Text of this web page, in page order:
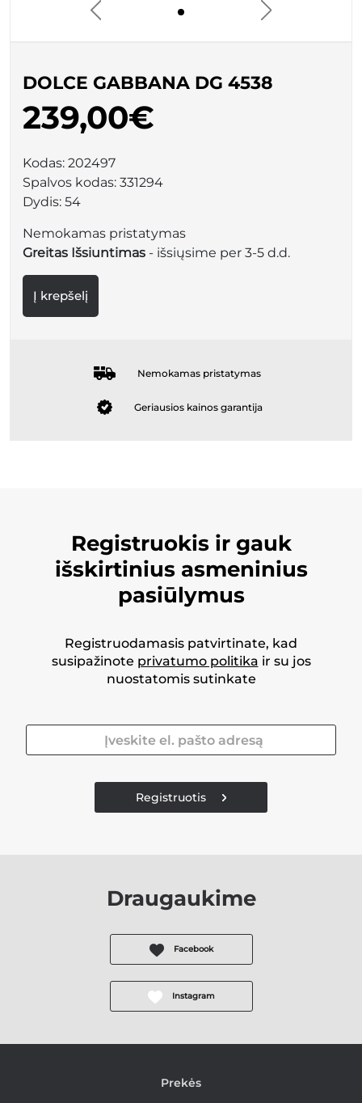
DOLCE GABBANA DG 4538
239,00€
Kodas: 202497
Spalvos kodas: 331294
Dydis: 54
Nemokamas pristatymas
Greitas Išsiuntimas - išsiųsime per 3-5 d.d.
Į krepšelį
Nemokamas pristatymas
Geriausios kainos garantija
Registruokis ir gauk
išskirtinius asmeninius
pasiūlymus
Registruodamasis patvirtinate, kad
susipažinote privatumo politika ir su jos
nuostatomis sutinkate
Registruotis
Draugaukime
Facebook
Instagram
Prekės